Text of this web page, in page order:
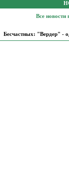
Все
Бесчастных: "Вердер" -